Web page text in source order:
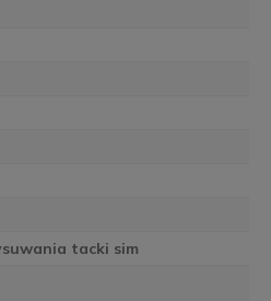
tacki sim